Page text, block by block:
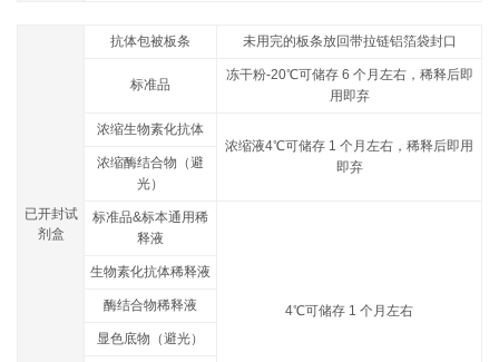
已开封试
剂盒
抗体包被板条 未用完的板条放回带拉链铝箔袋封口
标准品
冻干粉-20℃可储存 6 个月左右，稀释后即
用即弃
浓缩生物素化抗体
浓缩液4℃可储存 1 个月左右，稀释后即用
即弃
浓缩酶结合物（避
光）
标准品&标本通用稀
释液
4℃可储存 1 个月左右
生物素化抗体稀释液
酶结合物稀释液
显色底物（避光）